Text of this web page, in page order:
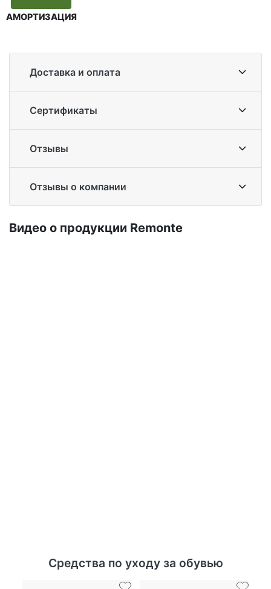
АМОРТИЗАЦИЯ
Доставка и оплата
Сертификаты
Отзывы
Отзывы о компании
Ви­део о про­дук­ции Re­mon­te
Средства по уходу за обувью